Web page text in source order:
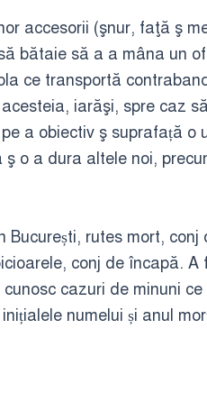
accesorii (şnur, faţă ş
bătaie să a a mâna un
ce transportă
iarăşi, spre caz
a obiectiv ş suprafață o
o a dura altele noi,
rutes mort,
conj de încapă.
cazuri de minuni
numelui și anul